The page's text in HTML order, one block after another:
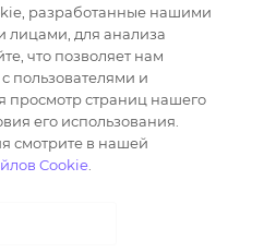
носит справочный
публичной офертой
пункта 2 статьи 437
Российской Федерации.
опубликованных
допустимо только при
разрешения редакции и
https://opt-milena.ru
разработанные нашими
лицами, для анализа
что позволяет нам
пользователями и
страниц нашего
его использования.
смотрите в нашей
Cookie